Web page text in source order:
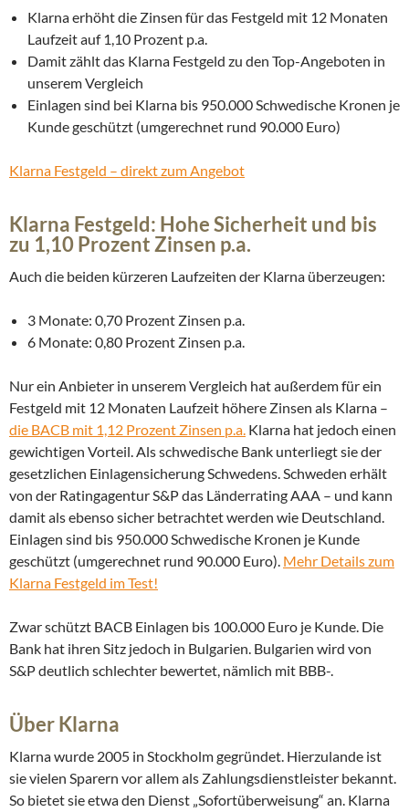
Klarna erhöht die Zinsen für das Festgeld mit 12 Monaten
Laufzeit auf 1,10 Prozent p.a.
Damit zählt das Klarna Festgeld zu den Top-Angeboten in
unserem Vergleich
Einlagen sind bei Klarna bis 950.000 Schwedische Kronen je
Kunde geschützt (umgerechnet rund 90.000 Euro)
Klarna Festgeld – direkt zum Angebot
Klarna Festgeld: Hohe Sicherheit und bis
zu 1,10 Prozent Zinsen p.a.
Auch die beiden kürzeren Laufzeiten der Klarna überzeugen:
3 Monate: 0,70 Prozent Zinsen p.a.
6 Monate: 0,80 Prozent Zinsen p.a.
Nur ein Anbieter in unserem Vergleich hat außerdem für ein
Festgeld mit 12 Monaten Laufzeit höhere Zinsen als Klarna –
die BACB mit 1,12 Prozent Zinsen p.a. Klarna hat jedoch einen
gewichtigen Vorteil. Als schwedische Bank unterliegt sie der
gesetzlichen Einlagensicherung Schwedens. Schweden erhält
von der Ratingagentur S&P das Länderrating AAA – und kann
damit als ebenso sicher betrachtet werden wie Deutschland.
Einlagen sind bis 950.000 Schwedische Kronen je Kunde
geschützt (umgerechnet rund 90.000 Euro). Mehr Details zum
Klarna Festgeld im Test!
Zwar schützt BACB Einlagen bis 100.000 Euro je Kunde. Die
Bank hat ihren Sitz jedoch in Bulgarien. Bulgarien wird von
S&P deutlich schlechter bewertet, nämlich mit BBB-.
Über Klarna
Klarna wurde 2005 in Stockholm gegründet. Hierzulande ist
sie vielen Sparern vor allem als Zahlungsdienstleister bekannt.
So bietet sie etwa den Dienst „Sofortüberweisung“ an. Klarna